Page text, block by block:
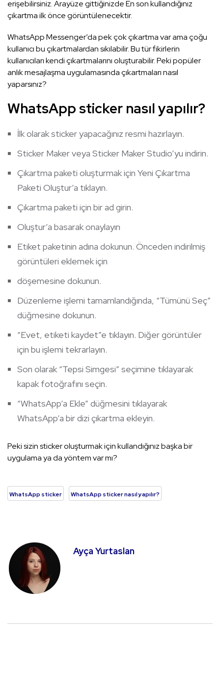
erişebilirsiniz. Arayüze gittiğinizde En son kullandığınız
çıkartma ilk önce görüntülenecektir.
WhatsApp Messenger’da pek çok çıkartma var ama çoğu
kullanıcı bu çıkartmalardan sıkılabilir. Bu tür fikirlerin
kullanıcıları kendi çıkartmalarını oluşturabilir. Peki popüler
anlık mesajlaşma uygulamasında çıkartmaları nasıl
yaparsınız?
WhatsApp sticker nasıl yapılır?
İlk olarak sticker yapacağınız resmi hazırlayın.
Sticker Maker veya Sticker Maker Studio’yu indirin.
Çıkartma paketi oluşturmak için Yeni Çıkartma
Paketi Oluştur’a tıklayın.
Çıkartma paketi için bir ad girin.
Oluştur’a basarak onaylayın
Etiket paketinin adına dokunun. Önceden indirilmiş
görüntüleri eklemek için
döşemesine dokunun.
Düzenleme işlemi tamamlandığında, “Tümünü Seç”
düğmesine dokunun.
“Evet, etiketi kaydet”e tıklayın. Diğer görüntüler
için bu işlemi tekrarlayın.
Son olarak “Tepsi Simgesi” seçimine tıklayarak
kapak fotoğrafını seçin.
“WhatsApp’a Ekle” düğmesini tıklayarak
WhatsApp’a bir dizi çıkartma ekleyin.
Peki sizin sticker oluşturmak için kullandığınız başka bir
uygulama ya da yöntem var mı?
WhatsApp sticker WhatsApp sticker nasıl yapılır?
Ayça Yurtaslan